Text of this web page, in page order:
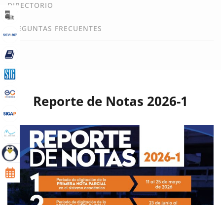
DIRECTORIO
PREGUNTAS FRECUENTES
Reporte de Notas 2026-1